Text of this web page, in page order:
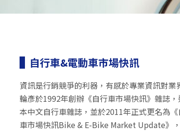
自行車&電動車市場快訊
資訊是行銷競爭的利器，有感於專業資訊對業
輪彥於1992年創辦《自行車市場快訊》雜誌
本中文自行車雜誌，並於2011年正式更名為
車市場快訊Bike & E-Bike Market Update》